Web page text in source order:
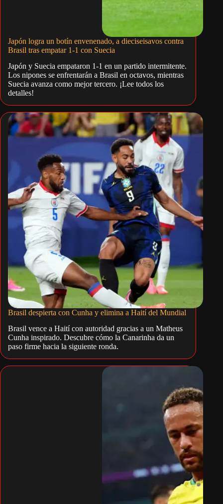
Japón logra un botín envenenado, a dieciseisavos contra
Brasil tras empatar 1-1 con Suecia
Japón y Suecia empataron 1-1 en un partido intermitente.
Los nipones se enfrentarán a Brasil en octavos, mientras
Suecia avanza como mejor tercero. ¡Lee todos los
detalles!
Brasil despierta con Cunha y elimina a Haití del Mundial
Brasil vence a Haití con autoridad gracias a un Matheus
Cunha inspirado. Descubre cómo la Canarinha da un
paso firme hacia la siguiente ronda.